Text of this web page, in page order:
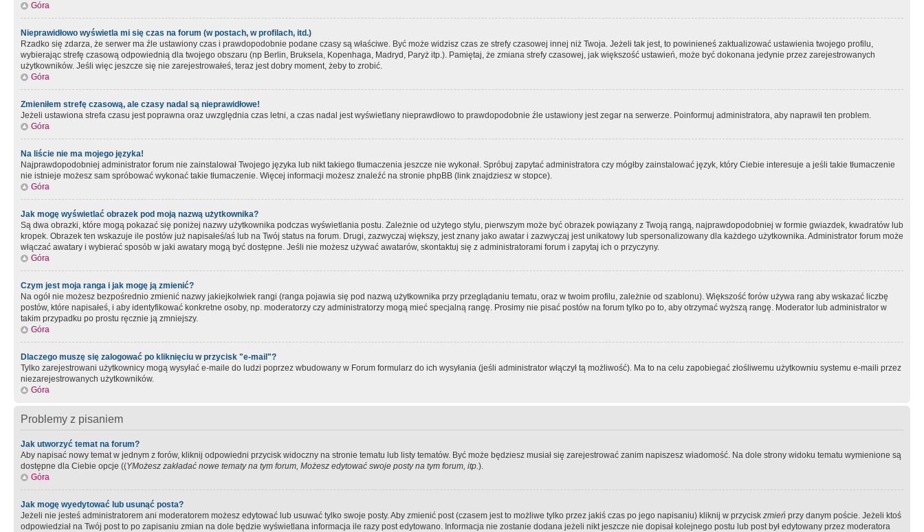
Góra
Nieprawidłowo wyświetla mi się czas na forum (w postach, w profilach, itd.)
Rzadko się zdarza, że serwer ma źle ustawiony czas i prawdopodobnie podane czasy są właściwe. Być może widzisz czas ze strefy czasowej innej niż Twoja. Jeżeli tak jest, to powinieneś zaktualizować ustawienia twojego profilu,
wybierając strefę czasową odpowiednią dla twojego obszaru (np Berlin, Bruksela, Kopenhaga, Madryd, Paryż itp.). Pamiętaj, że zmiana strefy czasowej, jak większość ustawień, może być dokonana jedynie przez zarejestrowanych
użytkowników. Jeśli więc jeszcze się nie zarejestrowałeś, teraz jest dobry moment, żeby to zrobić.
Góra
Zmieniłem strefę czasową, ale czasy nadal są nieprawidłowe!
Jeżeli ustawiona strefa czasu jest poprawna oraz uwzględnia czas letni, a czas nadal jest wyświetlany nieprawdłowo to prawdopodobnie źle ustawiony jest zegar na serwerze. Poinformuj administratora, aby naprawił ten problem.
Góra
Na liście nie ma mojego języka!
Najprawdopodobniej administrator forum nie zainstalował Twojego języka lub nikt takiego tłumaczenia jeszcze nie wykonał. Spróbuj zapytać administratora czy mógłby zainstalować język, który Ciebie interesuje a jeśli takie tłumaczenie
nie istnieje możesz sam spróbować wykonać takie tłumaczenie. Więcej informacji możesz znaleźć na stronie phpBB (link znajdziesz w stopce).
Góra
Jak mogę wyświetlać obrazek pod moją nazwą użytkownika?
Są dwa obrazki, które mogą pokazać się poniżej nazwy użytkownika podczas wyświetlania postu. Zależnie od użytego stylu, pierwszym może być obrazek powiązany z Twoją rangą, najprawdopodobniej w formie gwiazdek, kwadratów lub
kropek. Obrazek ten wskazuje ile postów już napisałeś/aś lub na Twój status na forum. Drugi, zazwyczaj większy, jest znany jako awatar i zazwyczaj jest unikatowy lub spersonalizowany dla każdego użytkownika. Administrator forum może
włączać awatary i wybierać sposób w jaki awatary mogą być dostępne. Jeśli nie możesz używać awatarów, skontaktuj się z administratorami forum i zapytaj ich o przyczyny.
Góra
Czym jest moja ranga i jak mogę ją zmienić?
Na ogół nie możesz bezpośrednio zmienić nazwy jakiejkolwiek rangi (ranga pojawia się pod nazwą użytkownika przy przeglądaniu tematu, oraz w twoim profilu, zależnie od szablonu). Większość forów używa rang aby wskazać liczbę
postów, które napisałeś, i aby identyfikować konkretne osoby, np. moderatorzy czy administratorzy mogą mieć specjalną rangę. Prosimy nie pisać postów na forum tylko po to, aby otrzymać wyższą rangę. Moderator lub administrator w
takim przypadku po prostu ręcznie ją zmniejszy.
Góra
Dlaczego muszę się zalogować po kliknięciu w przycisk "e-mail"?
Tylko zarejestrowani użytkownicy mogą wysyłać e-maile do ludzi poprzez wbudowany w Forum formularz do ich wysyłania (jeśli administrator włączył tą możliwość). Ma to na celu zapobiegać złośliwemu użytkowniu systemu e-maili przez
niezarejestrowanych użytkowników.
Góra
Problemy z pisaniem
Jak utworzyć temat na forum?
Aby napisać nowy temat w jednym z forów, kliknij odpowiedni przycisk widoczny na stronie tematu lub listy tematów. Być może będziesz musiał się zarejestrować zanim napiszesz wiadomość. Na dole strony widoku tematu wymienione są
dostępne dla Ciebie opcje ((YMożesz zakładać nowe tematy na tym forum, Możesz edytować swoje posty na tym forum, itp.).
Góra
Jak mogę wyedytować lub usunąć posta?
Jeżeli nie jesteś administratorem ani moderatorem możesz edytować lub usuwać tylko swoje posty. Aby zmienić post (czasem jest to możliwe tylko przez jakiś czas po jego napisaniu) kliknij w przycisk zmień przy danym poście. Jeżeli ktoś
odpowiedział na Twój post to po zapisaniu zmian na dole będzie wyświetlana informacja ile razy post edytowano. Informacja nie zostanie dodana jeżeli nikt jeszcze nie dopisał kolejnego postu lub post był edytowany przez moderatora